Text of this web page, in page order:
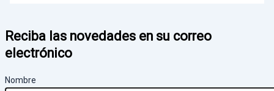
Reciba las novedades en su correo
electrónico
Nombre